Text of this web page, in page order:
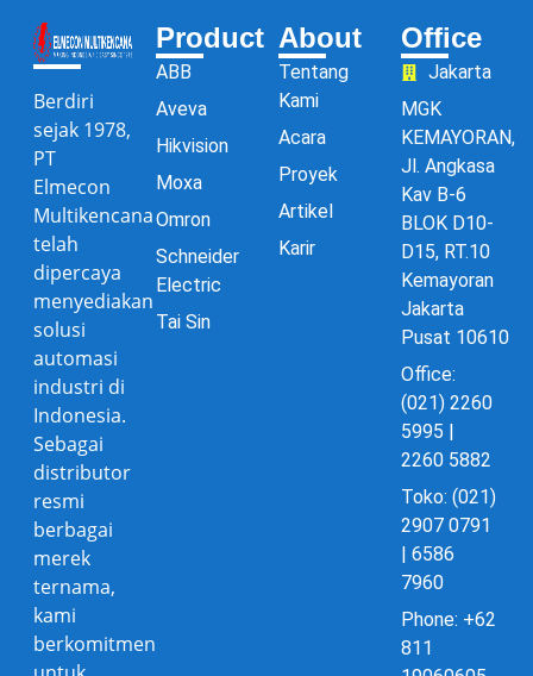
Berdiri
sejak 1978,
PT
Elmecon
Multikencana
telah
dipercaya
menyediakan
solusi
automasi
industri di
Indonesia.
Sebagai
distributor
resmi
berbagai
merek
ternama,
kami
berkomitmen
Product
ABB
Aveva
Hikvision
Moxa
Omron
Schneider
Electric
Tai Sin
About
Tentang
Kami
Acara
Proyek
Artikel
Karir
Office
Jakarta
MGK
KEMAYORAN,
Jl. Angkasa
Kav B-6
BLOK D10-
D15, RT.10
Kemayoran
Jakarta
Pusat 10610
Office:
(021) 2260
5995 |
2260 5882
Toko: (021)
2907 0791
| 6586
7960
Phone: +62
811